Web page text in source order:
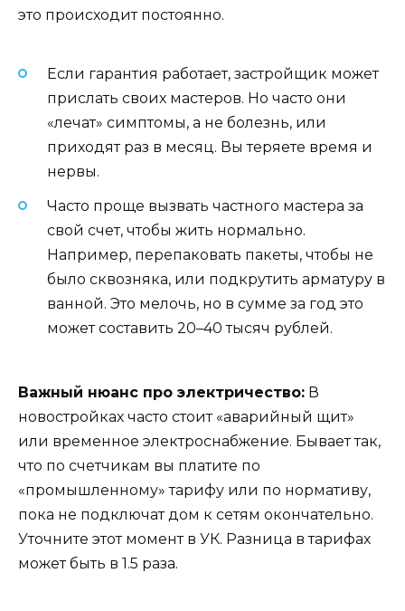
это происходит постоянно.
Если гарантия работает, застройщик может
прислать своих мастеров. Но часто они
«лечат» симптомы, а не болезнь, или
приходят раз в месяц. Вы теряете время и
нервы.
Часто проще вызвать частного мастера за
свой счет, чтобы жить нормально.
Например, перепаковать пакеты, чтобы не
было сквозняка, или подкрутить арматуру в
ванной. Это мелочь, но в сумме за год это
может составить 20–40 тысяч рублей.
Важный нюанс про электричество: В
новостройках часто стоит «аварийный щит»
или временное электроснабжение. Бывает так,
что по счетчикам вы платите по
«промышленному» тарифу или по нормативу,
пока не подключат дом к сетям окончательно.
Уточните этот момент в УК. Разница в тарифах
может быть в 1.5 раза.